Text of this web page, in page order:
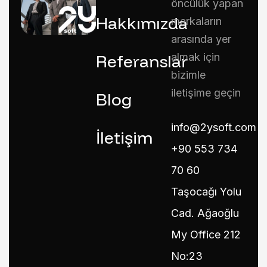
Hakkımızda
Referanslar
Blog
İletişim
öncülük yapan
markaların
arasında yer
almak için
bizimle
iletişime geçin
info@2ysoft.com
+90 553 734
70 60
Taşocağı Yolu
Cad. Ağaoğlu
My Office 212
No:23